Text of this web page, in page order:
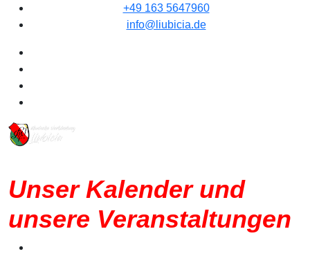
+49 163 5647960
info@liubicia.de
Unser Kalender und
unsere Veranstaltungen